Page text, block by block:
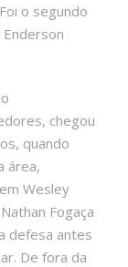
o segundo
chegou
quando
área,
Wesley
Fogaça
defesa antes
De fora da